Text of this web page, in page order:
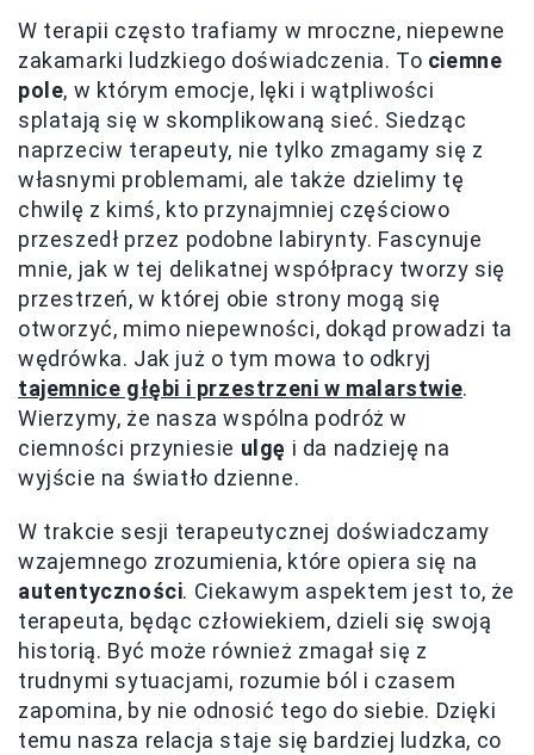
W terapii często trafiamy w mroczne, niepewne
zakamarki ludzkiego doświadczenia. To ciemne
pole, w którym emocje, lęki i wątpliwości
splatają się w skomplikowaną sieć. Siedząc
naprzeciw terapeuty, nie tylko zmagamy się z
własnymi problemami, ale także dzielimy tę
chwilę z kimś, kto przynajmniej częściowo
przeszedł przez podobne labirynty. Fascynuje
mnie, jak w tej delikatnej współpracy tworzy się
przestrzeń, w której obie strony mogą się
otworzyć, mimo niepewności, dokąd prowadzi ta
wędrówka. Jak już o tym mowa to odkryj
tajemnice głębi i przestrzeni w malarstwie.
Wierzymy, że nasza wspólna podróż w
ciemności przyniesie ulgę i da nadzieję na
wyjście na światło dzienne.
W trakcie sesji terapeutycznej doświadczamy
wzajemnego zrozumienia, które opiera się na
autentyczności. Ciekawym aspektem jest to, że
terapeuta, będąc człowiekiem, dzieli się swoją
historią. Być może również zmagał się z
trudnymi sytuacjami, rozumie ból i czasem
zapomina, by nie odnosić tego do siebie. Dzięki
temu nasza relacja staje się bardziej ludzka, co